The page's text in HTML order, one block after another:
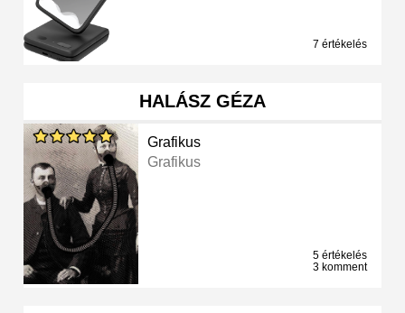
7 értékelés
HALÁSZ GÉZA
Grafikus
Grafikus
5 értékelés
3 komment